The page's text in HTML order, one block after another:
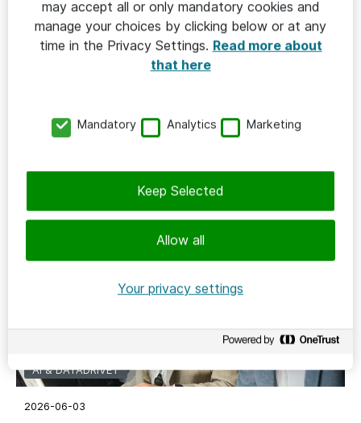
HÅLLBAR IT
2026-06-08
Parkdalaskolan – när elever driver
Parkdalaskolan
AI & DATADRIVET
2026-06-03
may accept all or only mandatory cookies and
manage your choices by clicking below or at any
time in the Privacy Settings. Read more about
that here
Mandatory Analytics Marketing
Allow all
Keep Selected
Your privacy settings